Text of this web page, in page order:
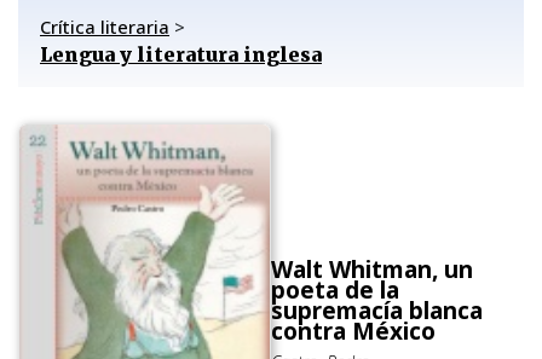
Crítica literaria >
Lengua y literatura inglesa
Walt Whitman, un
poeta de la
supremacía blanca
contra México